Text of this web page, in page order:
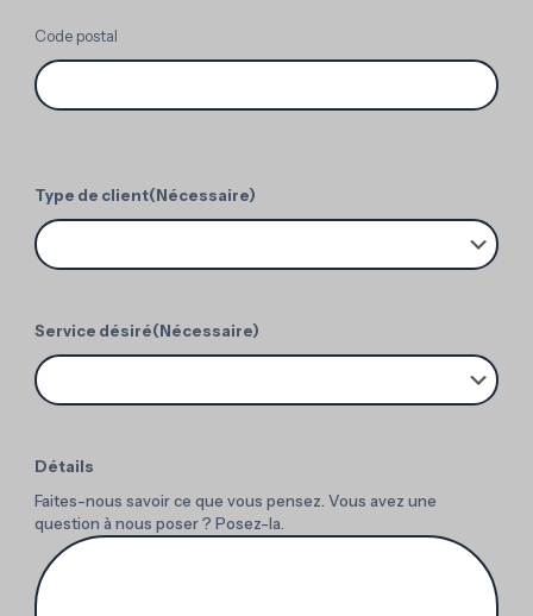
Code postal
Type de client(Nécessaire)
Service désiré(Nécessaire)
Détails
Faites-nous savoir ce que vous pensez. Vous avez une
question à nous poser ? Posez-la.